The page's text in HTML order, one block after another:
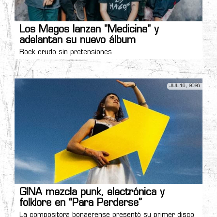
Los Magos lanzan "Medicina" y
adelantan su nuevo álbum
Rock crudo sin pretensiones.
JUL 16, 2026
GINA mezcla punk, electrónica y
folklore en “Para Perderse”
La compositora bonaerense presentó su primer disco